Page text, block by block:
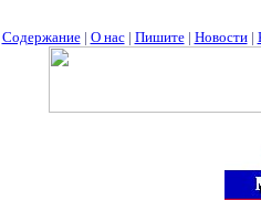
Содержание| О нас| Пишите| Новости|